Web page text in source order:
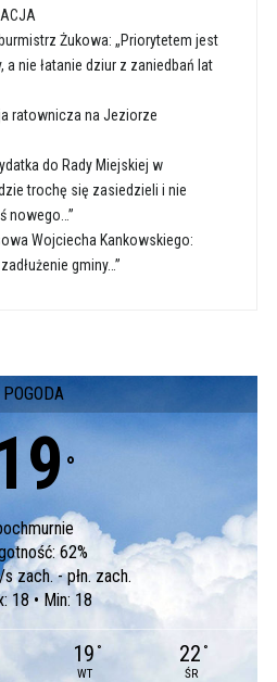
Żukowa: „Priorytetem jest
nie łatanie dziur z zaniedbań lat
ratownicza na Jeziorze
do Rady Miejskiej w
trochę się zasiedzieli i nie
nowego…”
Wojciecha Kankowskiego:
gminy…”
POGODA
°
62%
zach. - płn. zach.
18 • Min: 18
19 °
WT
22 °
ŚR